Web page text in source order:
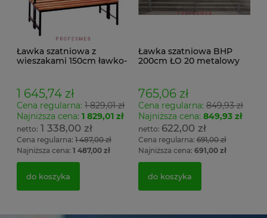
Ławka szatniowa z
wieszakami 150cm ławko-
1 645,74 zł
Cena regularna: 1 829,01 zł
Najniższa cena: 1 829,01 zł
1 338,00 zł
Cena regularna: 1 487,00 zł
Najniższa cena: 1 487,00 zł
do koszyka
Ławka szatniowa BHP
200cm ŁO 20 metalowy
765,06 zł
Cena regularna:849,93 zł
Najniższa cena: 849,93 zł
622,00 zł
Cena regularna:691,00 zł
Najniższa cena: 691,00 zł
do koszyka